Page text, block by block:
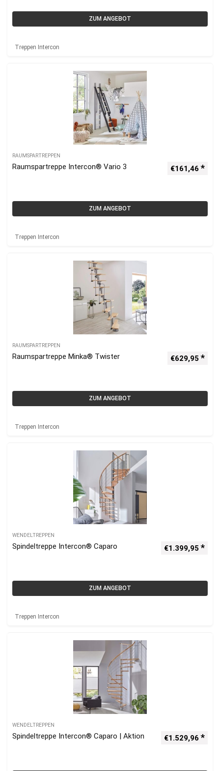
ZUM ANGEBOT
Treppen Intercon
RAUMSPARTREPPEN
Raumspartreppe Intercon® Vario 3 €161,46
ZUM ANGEBOT
Treppen Intercon
RAUMSPARTREPPEN
Raumspartreppe Minka® Twister €629,95
ZUM ANGEBOT
Treppen Intercon
WENDELTREPPEN
Spindeltreppe Intercon® Caparo €1.399,95
ZUM ANGEBOT
Treppen Intercon
WENDELTREPPEN
Spindeltreppe Intercon® Caparo | Aktion €1.529,96